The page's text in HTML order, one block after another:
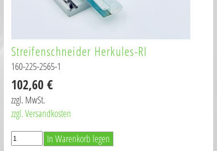
Streifenschneider Herkules-RI
160-225-2565-1
102,60 €
zzgl. MwSt.
zzgl. Versandkosten